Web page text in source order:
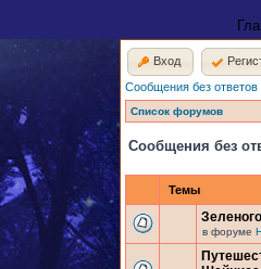
Вход
Сообщения без ответов
Список форумов
Сообщения без
Темы
в форуме